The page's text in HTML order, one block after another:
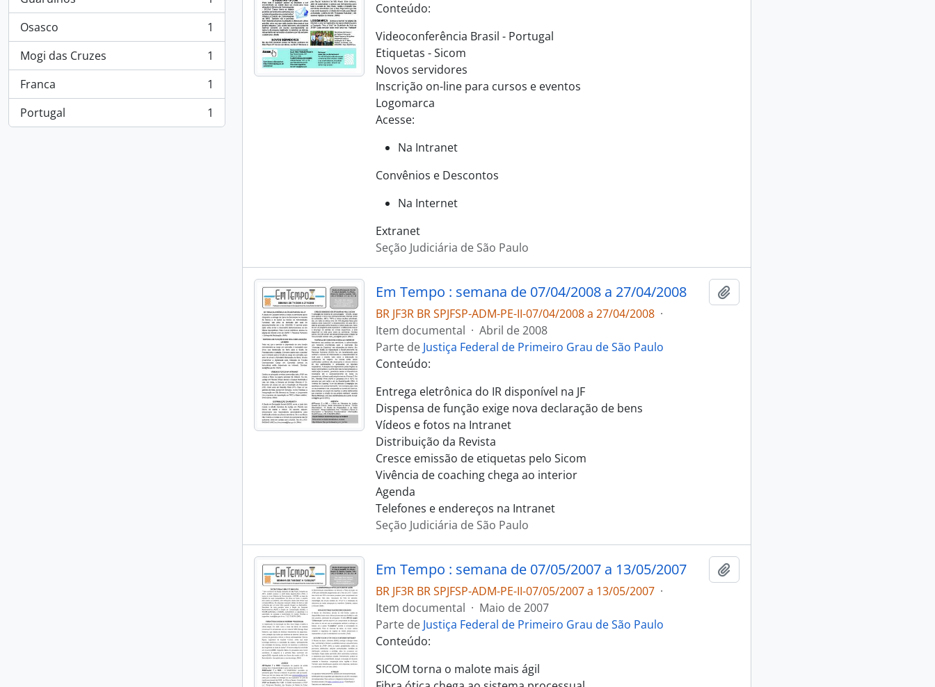
, 1 resultados
Osasco
, 1 resultados
1
Mogi das Cruzes
, 1 resultados
1
Franca
, 1 resultados
1
Portugal
, 1 resultados 1
Conteúdo:
Videoconferência Brasil - Portugal
Etiquetas - Sicom
Novos servidores
Inscrição on-line para cursos e eventos
Logomarca
Acesse:
Na Intranet
Convênios e Descontos
Na Internet
Extranet
Seção Judiciária de São Paulo
Em Tempo : semana de 07/04/2008 a 27/04/2008
BR JF3R BR SPJFSP-ADM-PE-II-07/04/2008 a 27/04/2008 ·
Item documental · Abril de 2008
Parte de Justiça Federal de Primeiro Grau de São Paulo
Conteúdo:
Entrega eletrônica do IR disponível na JF
Dispensa de função exige nova declaração de bens
Vídeos e fotos na Intranet
Distribuição da Revista
Cresce emissão de etiquetas pelo Sicom
Vivência de coaching chega ao interior
Agenda
Telefones e endereços na Intranet
Seção Judiciária de São Paulo
Em Tempo : semana de 07/05/2007 a 13/05/2007
BR JF3R BR SPJFSP-ADM-PE-II-07/05/2007 a 13/05/2007 ·
Item documental · Maio de 2007
Parte de Justiça Federal de Primeiro Grau de São Paulo
Conteúdo:
SICOM torna o malote mais ágil